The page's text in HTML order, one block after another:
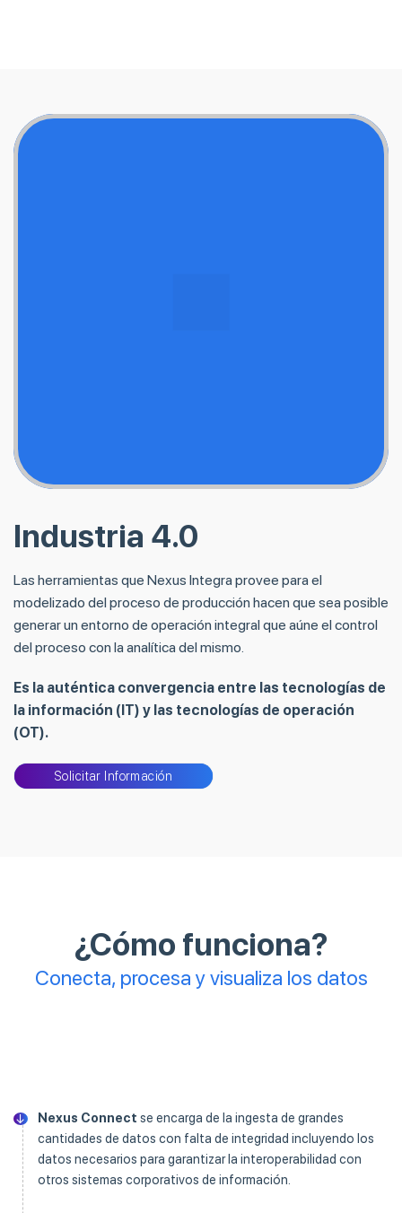
Industria 4.0
Las herramientas que Nexus Integra provee para el
modelizado del proceso de producción hacen que sea posible
generar un entorno de operación integral que aúne el control
del proceso con la analítica del mismo.
Es la auténtica convergencia entre las tecnologías de
la información (IT) y las tecnologías de operación
(OT).
Solicitar Información
¿Cómo funciona?
Conecta, procesa y visualiza los datos
Nexus Connect se encarga de la ingesta de grandes
cantidades de datos con falta de integridad incluyendo los
datos necesarios para garantizar la interoperabilidad con
otros sistemas corporativos de información.